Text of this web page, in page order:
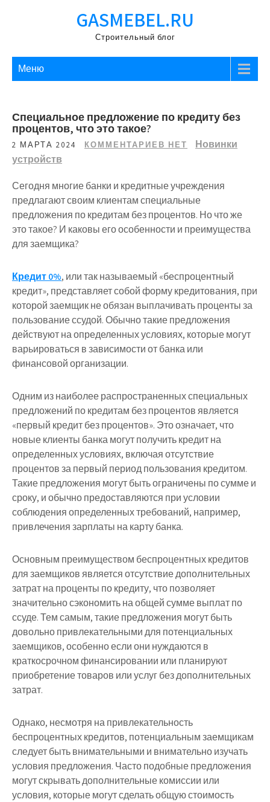
GASMEBEL.RU
Строительный блог
Меню
Специальное предложение по кредиту без
процентов, что это такое?
2 МАРТА 2024 КОММЕНТАРИЕВ НЕТ
Новинки
устройств
Сегодня многие банки и кредитные учреждения
предлагают своим клиентам специальные
предложения по кредитам без процентов. Но что же
это такое? И каковы его особенности и преимущества
для заемщика?
Кредит 0%, или так называемый «беспроцентный
кредит», представляет собой форму кредитования, при
которой заемщик не обязан выплачивать проценты за
пользование ссудой. Обычно такие предложения
действуют на определенных условиях, которые могут
варьироваться в зависимости от банка или
финансовой организации.
Одним из наиболее распространенных специальных
предложений по кредитам без процентов является
«первый кредит без процентов». Это означает, что
новые клиенты банка могут получить кредит на
определенных условиях, включая отсутствие
процентов за первый период пользования кредитом.
Такие предложения могут быть ограничены по сумме и
сроку, и обычно предоставляются при условии
соблюдения определенных требований, например,
привлечения зарплаты на карту банка.
Основным преимуществом беспроцентных кредитов
для заемщиков является отсутствие дополнительных
затрат на проценты по кредиту, что позволяет
значительно сэкономить на общей сумме выплат по
ссуде. Тем самым, такие предложения могут быть
довольно привлекательными для потенциальных
заемщиков, особенно если они нуждаются в
краткосрочном финансировании или планируют
приобретение товаров или услуг без дополнительных
затрат.
Однако, несмотря на привлекательность
беспроцентных кредитов, потенциальным заемщикам
следует быть внимательными и внимательно изучать
условия предложения. Часто подобные предложения
могут скрывать дополнительные комиссии или
условия, которые могут сделать общую стоимость